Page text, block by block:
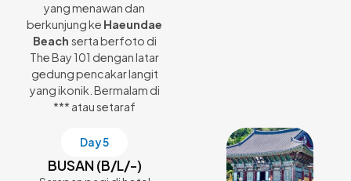
yang menawan dan
berkunjung ke Haeundae
Beach serta berfoto di
The Bay 101 dengan latar
gedung pencakar langit
yang ikonik. Bermalam di
*** atau setaraf
Day 5
BUSAN (B/L/-)